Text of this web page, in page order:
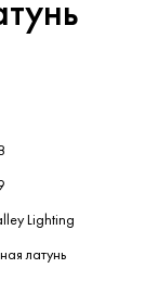
Lighting
латунь